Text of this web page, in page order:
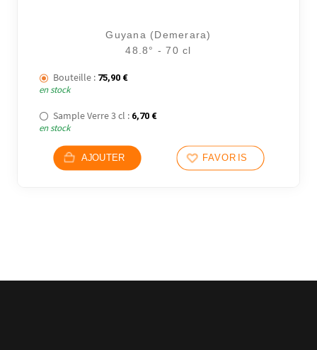
Guyana (Demerara)
48.8° - 70 cl
Bouteille : 75,90 €
en stock
Sample Verre 3 cl : 6,70 €
en stock
AJOUTER FAVORIS